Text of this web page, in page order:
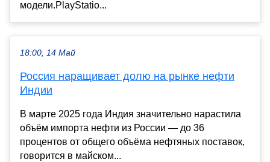
модели.PlayStatio...
18:00, 14 Май
Россия наращивает долю на рынке нефти
Индии
В марте 2025 года Индия значительно нарастила
объём импорта нефти из России — до 36
процентов от общего объёма нефтяных поставок,
говорится в майском...